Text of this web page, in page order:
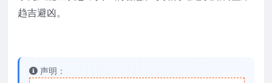
趋吉避凶。
声明：